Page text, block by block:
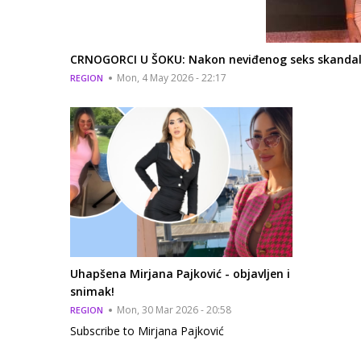
CRNOGORCI U ŠOKU: Nakon neviđenog seks
REGION Mon, 4 May 2026 - 22:17
Uhapšena Mirjana Pajković - objavljen i
snimak!
REGION Mon, 30 Mar 2026 - 20:58
Subscribe to Mirjana Pajković